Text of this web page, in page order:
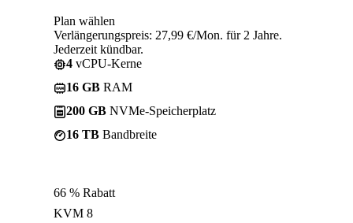
Plan wählen
Verlängerungspreis: 27,99 €/Mon. für 2 Jahre.
Jederzeit kündbar.
4 vCPU-Kerne
16 GB RAM
200 GB NVMe-Speicherplatz
16 TB Bandbreite
66 % Rabatt
KVM 8